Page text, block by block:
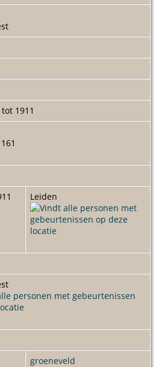
1911
Leiden
groeneveld